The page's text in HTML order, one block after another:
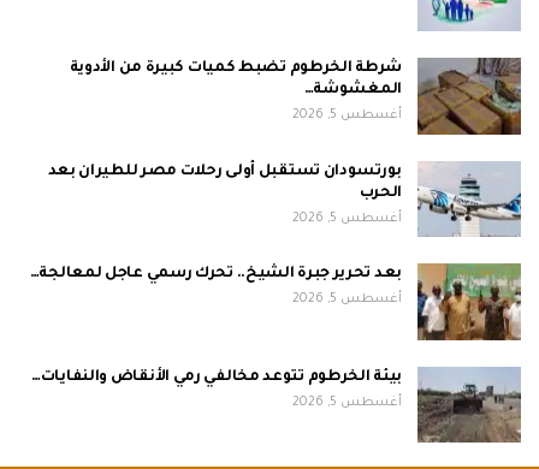
شرطة الخرطوم تضبط كميات كبيرة من الأدوية
المغشوشة…
أغسطس 5, 2026
بورتسودان تستقبل أولى رحلات مصر للطيران بعد
الحرب
أغسطس 5, 2026
بعد تحرير جبرة الشيخ.. تحرك رسمي عاجل لمعالجة…
أغسطس 5, 2026
بيئة الخرطوم تتوعد مخالفي رمي الأنقاض والنفايات…
أغسطس 5, 2026